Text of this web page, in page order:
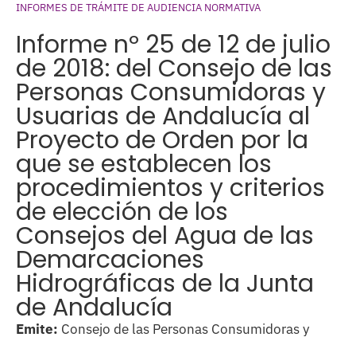
INFORMES DE TRÁMITE DE AUDIENCIA NORMATIVA
Informe nº 25 de 12 de julio
de 2018: del Consejo de las
Personas Consumidoras y
Usuarias de Andalucía al
Proyecto de Orden por la
que se establecen los
procedimientos y criterios
de elección de los
Consejos del Agua de las
Demarcaciones
Hidrográficas de la Junta
de Andalucía
Emite: Consejo de las Personas Consumidoras y